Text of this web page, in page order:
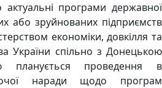
актуальні програми державної
або зруйнованих підприємств
економіки, довкілля та
України спільно з Донецькою
планується проведення в
наради щодо програм